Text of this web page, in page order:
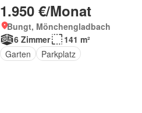
1.950 €/Monat
Bungt, Mönchengladbach
6 Zimmer
141 m²
Garten
Parkplatz